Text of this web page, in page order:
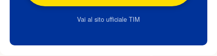
Vai al sito ufficiale TIM